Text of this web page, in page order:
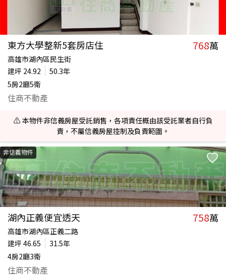
東方大學整新5套房店住 768萬
高雄市湖內區民生街
建坪 24.92
50.3年
5房2廳5衛
住商不動產
⚠️ 本物件非信義房屋受託銷售，各項責任概由該受託業者自行負
責，不屬信義房屋控制及負責範圍。
非信義物件
湖內正義便宜透天 758萬
高雄市湖內區正義二路
建坪 46.65
31.5年
4房2廳3衛
住商不動產